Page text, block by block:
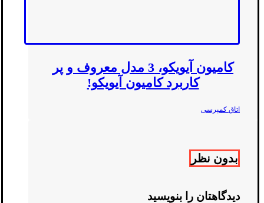
کامیون آیویکو، 3 مدل معروف و پر
کاربرد کامیون آیویکو!
اتاق کمپرسی
بدون نظر
دیدگاهتان را بنویسید